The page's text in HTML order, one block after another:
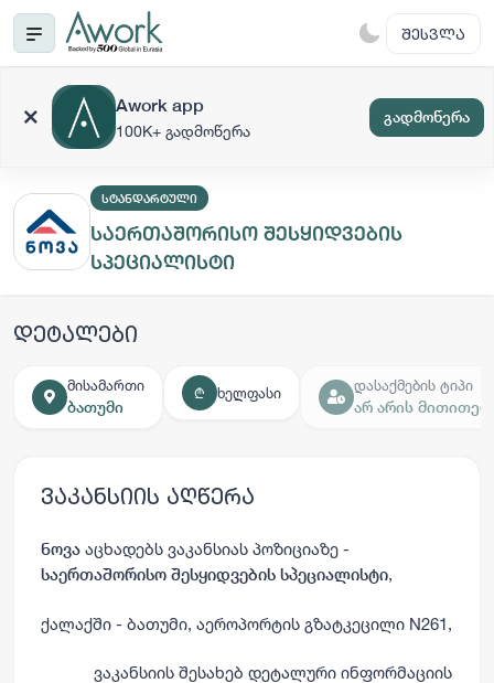
ᲨᲔᲡᲕᲚᲐ
Awork app
100K+ გადმოწერა
გადმოწერა
ᲡᲢᲐᲜᲓᲐᲠᲢᲣᲚᲘ
საერთაშორისო შესყიდვების
სპეციალისტი
დეტალები
მისამართი
ბათუმი
₾ ხელფასი
დასაქმების ტიპი
არ არის
ვაკანსიის აღწერა
ნოვა აცხადებს ვაკანსიას პოზიციაზე -
საერთაშორისო შესყიდვების სპეციალისტი,
ქალაქში - ბათუმი, აეროპორტის გზატკეცილი N261,
ვაკანსიის შესახებ დეტალური ინფორმაციის